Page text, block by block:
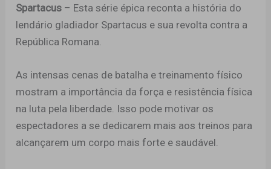
Spartacus – Esta série épica reconta a história do
lendário gladiador Spartacus e sua revolta contra a
República Romana.
As intensas cenas de batalha e treinamento físico
mostram a importância da força e resistência física
na luta pela liberdade. Isso pode motivar os
espectadores a se dedicarem mais aos treinos para
alcançarem um corpo mais forte e saudável.